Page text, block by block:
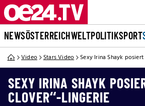
NEWSÖSTERREICHWELTPOLITIKSPORT
Video Stars Video Sexy Irina Shayk
SEXY IRINA SHAYK
CLOVER“-LINGERIE